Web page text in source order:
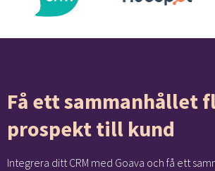
Få ett sammanhållet
prospekt till kund
Integrera ditt CRM med Goava och få ett